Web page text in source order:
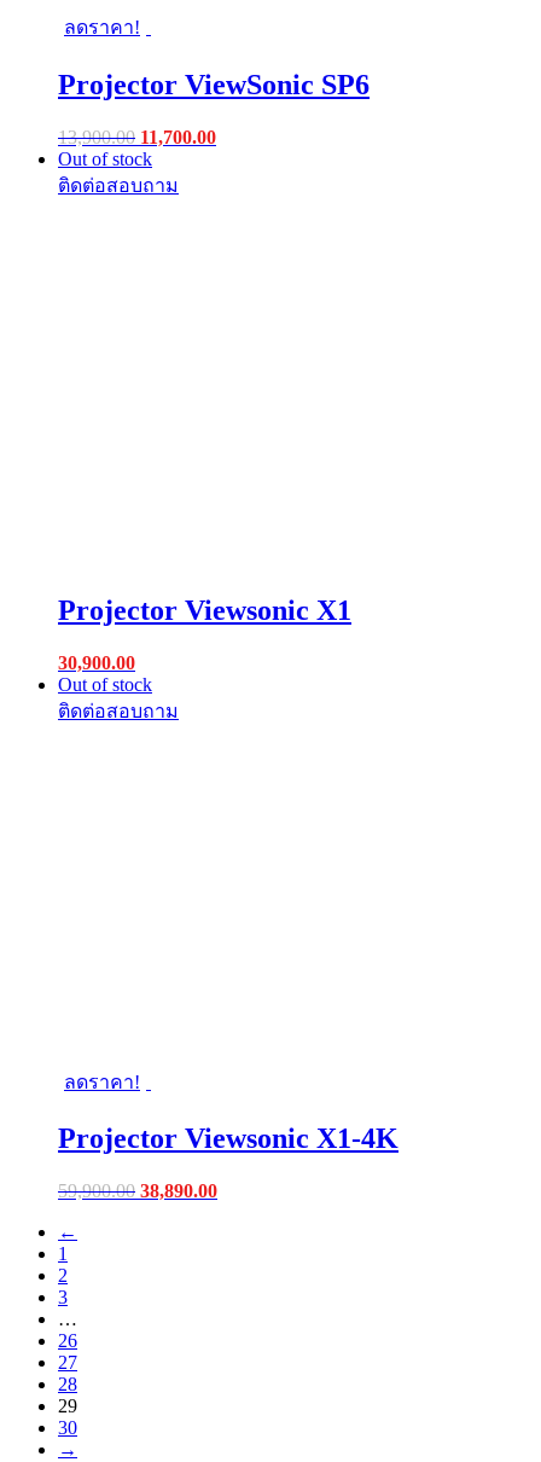
ลดราคา!
Projector ViewSonic SP6
13,900.00 Original
price
was:
11,700.00Current
Out of stock
Projector Viewsonic X1
30,900.00
Out of stock
ลดราคา!
Projector Viewsonic X1-4K
59,900.00 Original
38,890.00Current
←
1
2
3
…
26
27
28
29
30
→